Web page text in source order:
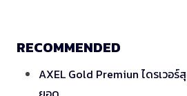
RECOMMENDED
AXEL Gold Premiun ไดรเวอร์